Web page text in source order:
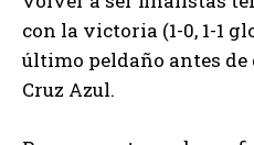
con la victoria (1-0, 1-1
último peldaño antes
Cruz Azul.